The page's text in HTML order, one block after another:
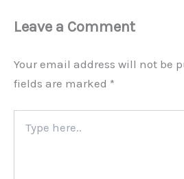
Leave a Comment
Your email address will not be
fields are marked *
here..